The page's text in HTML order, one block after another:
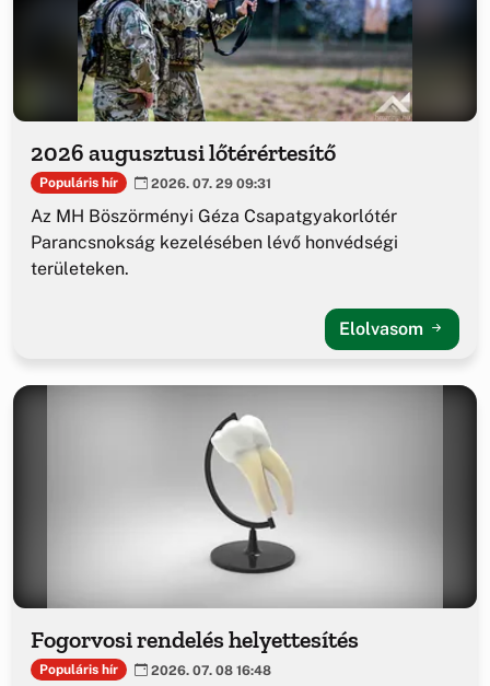
2026 augusztusi lőtérértesítő
Populáris hír 2026. 07. 29 09:31
Az MH Böszörményi Géza Csapatgyakorlótér
Parancsnokság kezelésében lévő honvédségi
területeken.
Elolvasom
Fogorvosi rendelés helyettesítés
Populáris hír 2026. 07. 08 16:48